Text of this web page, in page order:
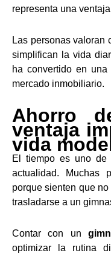
representa una
Las personas valoran
simplifican la vida
ha convertido en una
mercado inmobiliario.
Ahorro
ventaja
vida
El tiempo es uno de
actualidad. Muchas
porque sienten que
trasladarse a un
Contar con un
optimizar la rutina